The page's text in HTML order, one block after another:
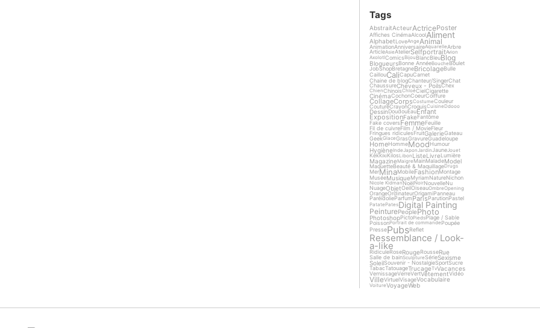
Tags
AbstraitActeurActricePoster
Affiches CinémaAlcoolAliment
AlphabetLoveAnge Animal
AnimationAnniversaireAquarelleArbre
ArticleAsieAtelierSelfportraitAvion
AxolotlComicsBijou BlancBleuBlog
BlogueursBonne AnnéeBouche Boulet
JobShopBretagneBricolageBulle
CaillouCaliCapuCarnet
Chaine de blogChanteur/SingerChat
ChaussureCheveux - PoilsChex
ChienChinoisChloéCielCigarette
CinémaCochonCoeurCoiffure
CollageCorpsCostumeCouleur
CoutureCrayonCroquisCuisineDdooo
DessinDoudouEauEnfant
ExpositionFakeFantôme
Fake coversFemmeFeuille
Fil de cuivreFilm / MovieFleur
Fringues ridiculesFruitGalerieGateau
GeekGlaceGrasGravureGuadeloupe
HomeHommeMoodHumour
HygièneInde Japon JardinJaune Jouet
KekKikiKilosLibon ListeLivreLumière
MagazineMaigre MainMaladeModel
MaquetteBeauté & MaquillageDrugs
MerMinaMobileFashionMontage
MuséeMusiqueMyriamNatureNichon
Nicole KidmanNoëlNoirNouvelleNu
NuageObjetOeilOiseauOmbreOpening
OrangeOrdinateurOrigamiPanneau
ParéidolieParfumParisParutionPastel
PatatePatesDigital Painting
PeinturePeoplePhoto
PhotoshopPictoPiedsPlage / Sable
PoissonPortrait de commande Poupée
PressePubsReflet
Ressemblance / Look-
a-like
RidiculeRoseRougeRousseRue
Salle de bainSculptureSérieSexisme
SoleilSouvenir - NostalgieSportSucre
TabacTatouageTrucageTvVacances
VernissageVerreVertVêtementVidéo
VilleVirtuelVisageVocabulaire
VoitureVoyageWeb